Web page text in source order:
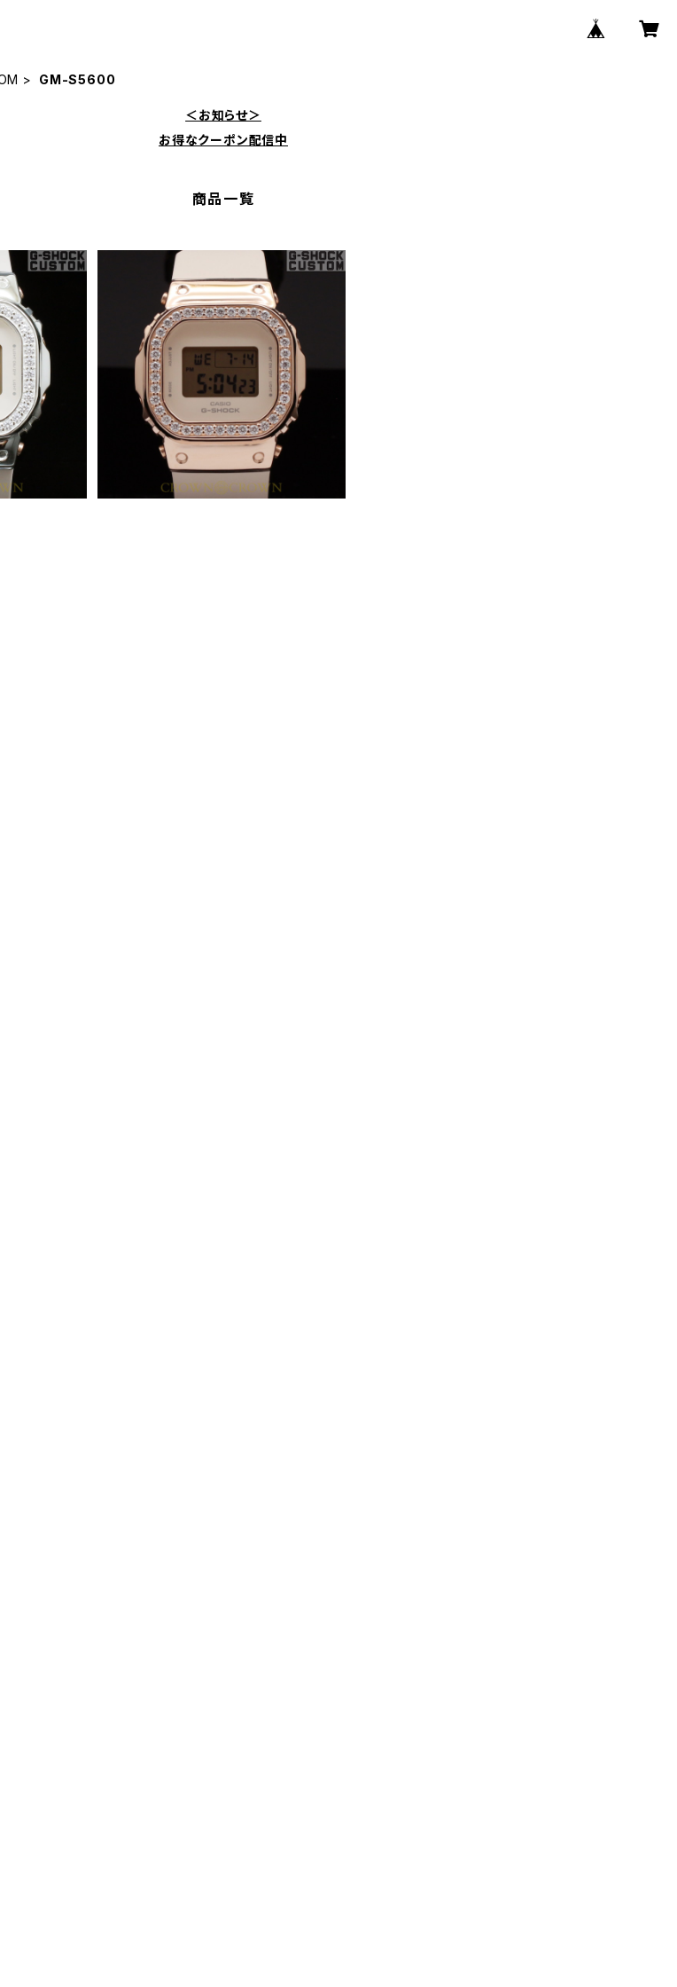
GM-S5600
＜お知らせ＞
お得なクーポン配信中
商品一覧
計 GM-S5
001
G-SHOCK カスタム 腕時計 GM-S5
600PG-4 GM-S5600-002
¥88,000